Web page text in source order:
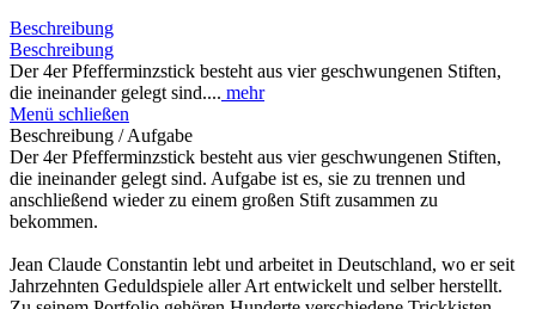
Beschreibung
Beschreibung
Der 4er Pfefferminzstick besteht aus vier geschwungenen Stiften,
die ineinander gelegt sind.... mehr
Menü schließen
Beschreibung / Aufgabe
Der 4er Pfefferminzstick besteht aus vier geschwungenen Stiften,
die ineinander gelegt sind. Aufgabe ist es, sie zu trennen und
anschließend wieder zu einem großen Stift zusammen zu
bekommen.
Jean Claude Constantin lebt und arbeitet in Deutschland, wo er seit
Jahrzehnten Geduldspiele aller Art entwickelt und selber herstellt.